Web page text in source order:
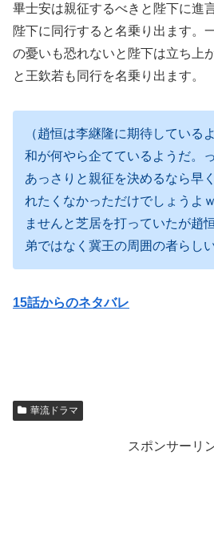
畢士安は親征するべきと陛下に進
陛下に同行すると名乗り出ます。
の憂いも恐れないと陛下は立ち上
と王欽若も同行を名乗り出ます。
（趙恒は李継隆に期待している
和が何やら企てているようだ。
あっさりと親征を決めるなら早
れたくなかっただけでしょうよ
ませんと芝居を打っていたが趙
弟ではなく冀王の周囲の者らしい
15話からのネタバレ
華流ドラマ
スポンサーリ